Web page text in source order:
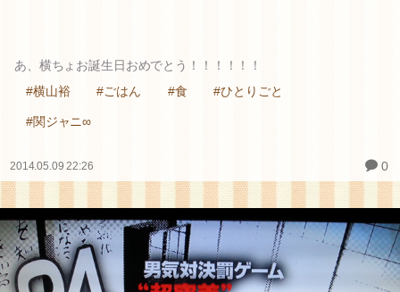
あ、横ちょお誕生日おめでとう！！！！！！
#横山裕
#ごはん #食 #ひとりごと
#関ジャニ∞
2014.05.09 22:26 0